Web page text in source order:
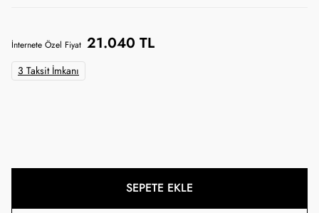
İnternete Özel Fiyat 21.040 TL
3 Taksit İmkanı
SEPETE EKLE